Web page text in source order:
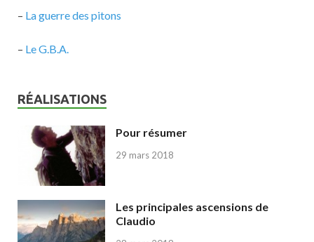
– La guerre des pitons
– Le G.B.A.
RÉALISATIONS
Pour résumer
29 mars 2018
Les principales ascensions de
Claudio